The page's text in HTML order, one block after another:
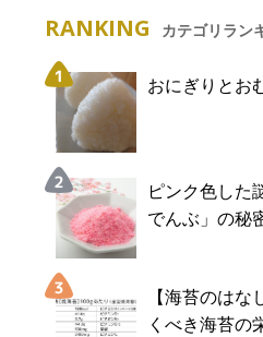
RANKING カテゴリラン
おにぎりとお
ピンク色した
でんぶ」の秘
【海苔のは
くべき海苔の